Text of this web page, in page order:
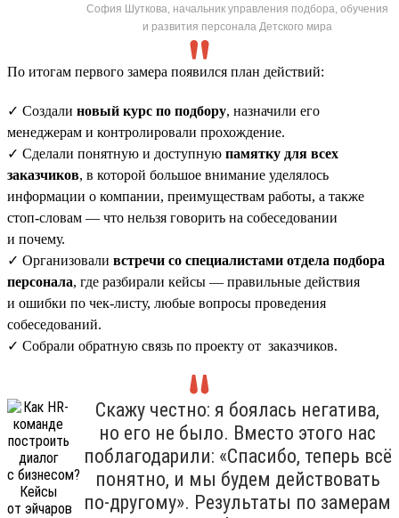
София Шуткова, начальник управления подбора, обучения
и развития персонала Детского мира
По итогам первого замера появился план действий:
✓ Создали новый курс по подбору, назначили его
менеджерам и контролировали прохождение.
✓ Сделали понятную и доступную памятку для всех
заказчиков, в которой большое внимание уделялось
информации о компании, преимуществам работы, а также
стоп-словам — что нельзя говорить на собеседовании
и почему.
✓ Организовали встречи со специалистами отдела подбора
персонала, где разбирали кейсы — правильные действия
и ошибки по чек-листу, любые вопросы проведения
собеседований.
✓ Собрали обратную связь по проекту от заказчиков.
Скажу честно: я боялась негатива,
но его не было. Вместо этого нас
поблагодарили: «Спасибо, теперь всё
понятно, и мы будем действовать
по-другому». Результаты по замерам